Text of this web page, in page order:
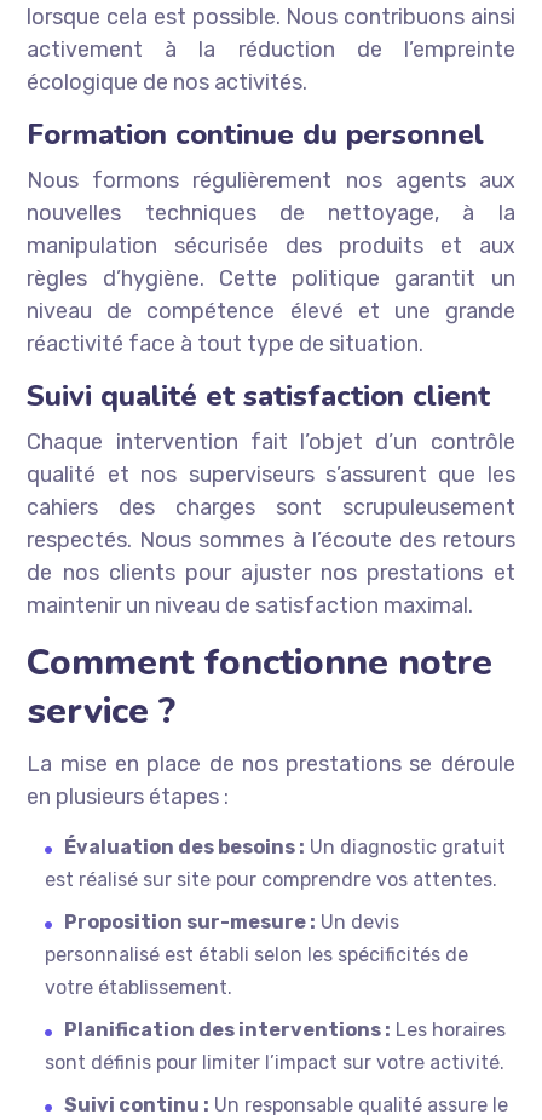
lorsque cela est possible. Nous contribuons ainsi
activement à la réduction de l’empreinte
écologique de nos activités.
Formation continue du personnel
Nous formons régulièrement nos agents aux
nouvelles techniques de nettoyage, à la
manipulation sécurisée des produits et aux
règles d’hygiène. Cette politique garantit un
niveau de compétence élevé et une grande
réactivité face à tout type de situation.
Suivi qualité et satisfaction client
Chaque intervention fait l’objet d’un contrôle
qualité et nos superviseurs s’assurent que les
cahiers des charges sont scrupuleusement
respectés. Nous sommes à l’écoute des retours
de nos clients pour ajuster nos prestations et
maintenir un niveau de satisfaction maximal.
Comment fonctionne notre
service ?
La mise en place de nos prestations se déroule
en plusieurs étapes :
Évaluation des besoins : Un diagnostic gratuit
est réalisé sur site pour comprendre vos attentes.
Proposition sur-mesure : Un devis
personnalisé est établi selon les spécificités de
votre établissement.
Planification des interventions : Les horaires
sont définis pour limiter l’impact sur votre activité.
Suivi continu : Un responsable qualité assure le